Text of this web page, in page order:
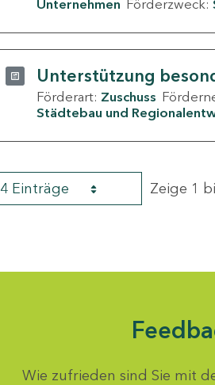
Unternehmen Förderzweck:
Unterstützung
Förderart: Zuschuss
Städtebau und
4 Einträge Zeige 1
Wie zufrieden sind Sie mit